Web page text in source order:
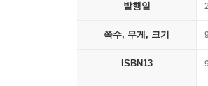
발행일
쪽수, 무게, 크기
ISBN13